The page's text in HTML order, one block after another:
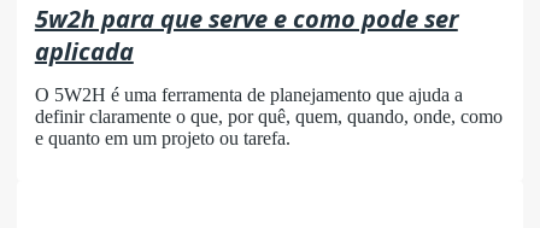
5w2h para que serve e como pode ser
aplicada
O 5W2H é uma ferramenta de planejamento que ajuda a
definir claramente o que, por quê, quem, quando, onde, como
e quanto em um projeto ou tarefa.